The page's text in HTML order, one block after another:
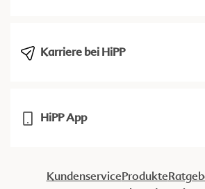
Karriere bei HiPP
HiPP App
KundenserviceProdukte